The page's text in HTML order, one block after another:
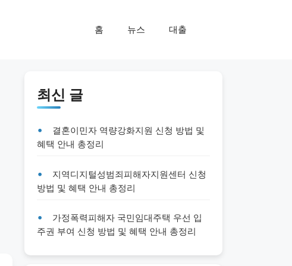
홈 뉴스 대출
최신 글
결혼이민자 역량강화지원 신청 방법 및
혜택 안내 총정리
지역디지털성범죄피해자지원센터 신청
방법 및 혜택 안내 총정리
가정폭력피해자 국민임대주택 우선 입
주권 부여 신청 방법 및 혜택 안내 총정리